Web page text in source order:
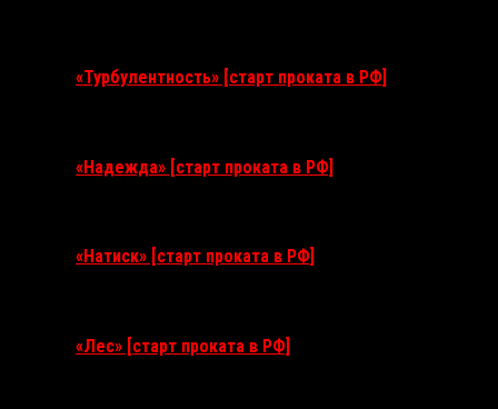
«Турбулентность» [старт проката в РФ]
«Надежда» [старт проката в РФ]
«Натиск» [старт проката в РФ]
«Лес» [старт проката в РФ]